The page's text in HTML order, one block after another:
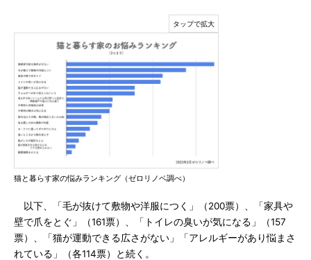
猫と暮らす家の悩みランキング（ゼロリノベ調べ）
以下、「毛が抜けて敷物や洋服につく」（200票）、「家具や
壁で爪をとぐ」（161票）、「トイレの臭いが気になる」（157
票）、「猫が運動できる広さがない」「アレルギーがあり悩まさ
れている」（各114票）と続く。